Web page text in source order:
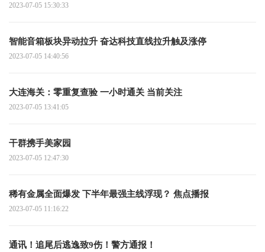
2023-07-05 15:30:33
智能音箱板块异动拉升 奋达科技直线拉升触及涨停
2023-07-05 14:40:56
大连海关：零重复查验 一小时通关 当前关注
2023-07-05 13:41:05
干群携手美家园
2023-07-05 12:47:30
稀有金属全面爆发 下半年最强主线浮现？ 焦点播报
2023-07-05 11:16:22
通讯！追尾后逃逸致9伤！警方通报！